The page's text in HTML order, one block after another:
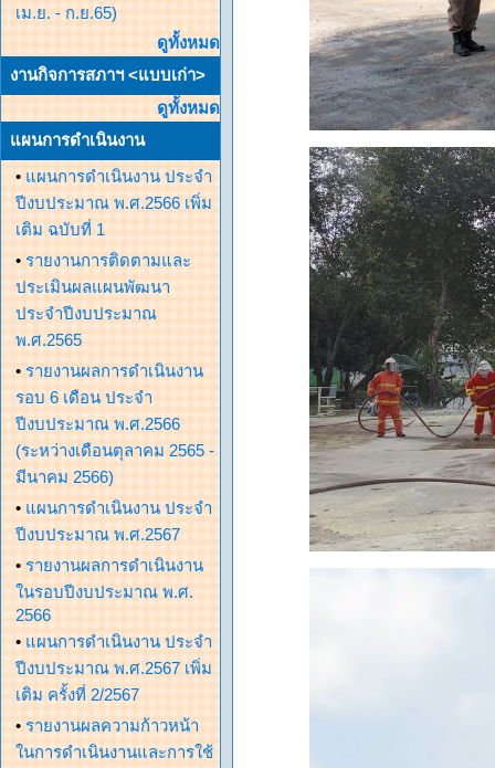
เม.ย. - ก.ย.65)
ดูทั้งหมด
งานกิจการสภาฯ <แบบเก่า>
ดูทั้งหมด
แผนการดำเนินงาน
• แผนการดำเนินงาน ประจำ
ปีงบประมาณ พ.ศ.2566 เพิ่ม
เติม ฉบับที่ 1
• รายงานการติดตามและ
ประเมินผลแผนพัฒนา
ประจำปีงบประมาณ
พ.ศ.2565
• รายงานผลการดำเนินงาน
รอบ 6 เดือน ประจำ
ปีงบประมาณ พ.ศ.2566
(ระหว่างเดือนตุลาคม 2565 -
มีนาคม 2566)
• แผนการดำเนินงาน ประจำ
ปีงบประมาณ พ.ศ.2567
• รายงานผลการดำเนินงาน
ในรอบปีงบประมาณ พ.ศ.
2566
• แผนการดำเนินงาน ประจำ
ปีงบประมาณ พ.ศ.2567 เพิ่ม
เติม ครั้งที่ 2/2567
• รายงานผลความก้าวหน้า
ในการดำเนินงานและการใช้